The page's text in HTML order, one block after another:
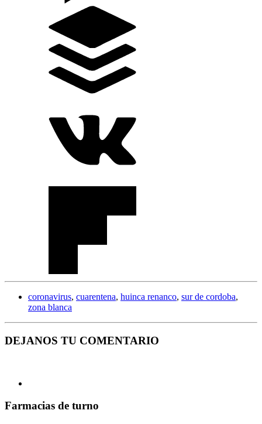
coronavirus, cuarentena, huinca renanco, sur de cordoba,
zona blanca
DEJANOS TU COMENTARIO
Farmacias de turno